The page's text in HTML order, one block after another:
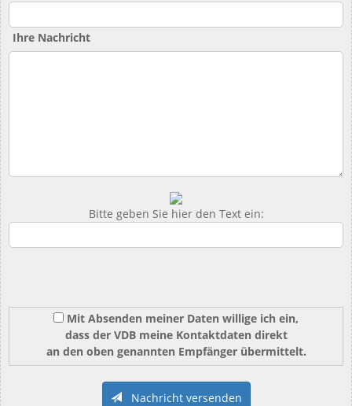
Ihre Nachricht
Bitte geben Sie hier den Text ein:
Mit Absenden meiner Daten willige ich ein,
dass der VDB meine Kontaktdaten direkt
an den oben genannten Empfänger übermittelt.
Nachricht versenden